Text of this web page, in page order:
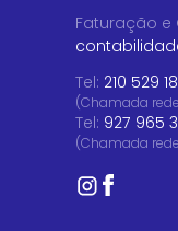
Faturação
Tel: 210 529
(Chamada
Tel: 927 965
(Chamada